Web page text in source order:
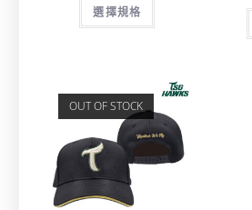
選擇規格
OUT OF STOCK